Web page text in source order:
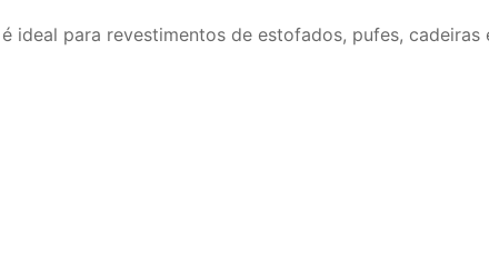
ideal para revestimentos de estofados, pufes,